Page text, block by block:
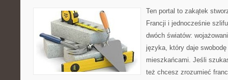
Ten portal to zakątek
Francji i jednocześnie
dwóch światów:
języka, który daje
mieszkańcami. Jeśli
też chcesz zrozumieć